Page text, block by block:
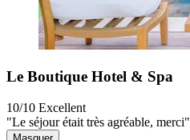
Le Boutique Hotel & Spa
10/10 Excellent
"Le séjour était très agréable, merci"